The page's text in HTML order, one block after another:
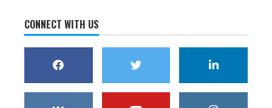
CONNECT WITH US